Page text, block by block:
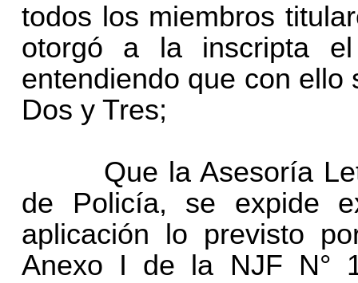
todos los miembros
otorgó a la inscripta
entendiendo que con ello
Dos y Tres;
Que la Asesoría
de Policía, se expide
aplicación lo previsto
Anexo I de la NJF N°